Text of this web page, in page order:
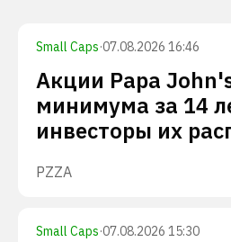
Small Caps·07.08.2026 16:46
Акции Papa
минимума за 14
инвесторы их
PZZA
Small Caps·07.08.2026 15:30